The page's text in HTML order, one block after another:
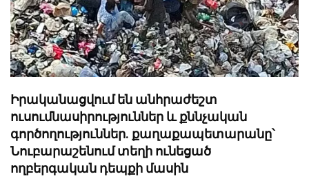
Իրականացվում են անհրաժեշտ
ուսումնասիրություններ և քննչական
գործողություններ. քաղաքապետարանը՝
Նուբարաշենում տեղի ունեցած
ողբերգական դեպքի մասին